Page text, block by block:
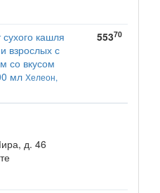
кашля
взрослых с
со вкусом
мл Хелеон,
55370
д. 46